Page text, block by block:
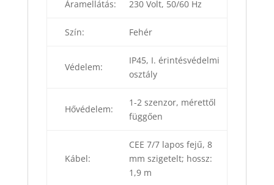
Áramellátás: 230 Volt, 50/60 Hz
Szín: Fehér
Védelem:
IP45, I. érintésvédelmi
osztály
Hővédelem:
1-2 szenzor, mérettől
függően
Kábel:
CEE 7/7 lapos fejű, 8
mm szigetelt; hossz:
1,9 m